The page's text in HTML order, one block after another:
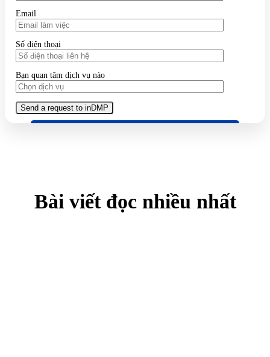
Email
Số điện thoại
Bạn quan tâm dịch vụ nào
Bài viết đọc nhiều nhất